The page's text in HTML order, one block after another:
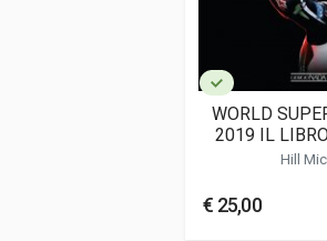
Informazioni aggiuntive
Genere o Collana
WORLD
2019 IL
Hill
€ 25,00